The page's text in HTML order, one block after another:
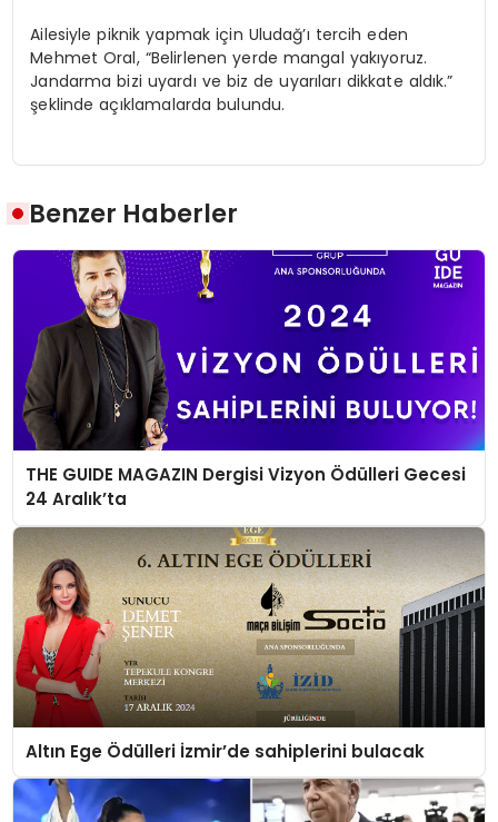
Ailesiyle piknik yapmak için Uludağ’ı tercih eden
Mehmet Oral, “Belirlenen yerde mangal yakıyoruz.
Jandarma bizi uyardı ve biz de uyarıları dikkate aldık.”
şeklinde açıklamalarda bulundu.
Benzer Haberler
THE GUIDE MAGAZIN Dergisi Vizyon Ödülleri Gecesi
24 Aralık’ta
Altın Ege Ödülleri İzmir’de sahiplerini bulacak